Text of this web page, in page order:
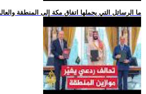
.. ما الرسائل التي يحملها اتفاق مكة إلى المنطقة